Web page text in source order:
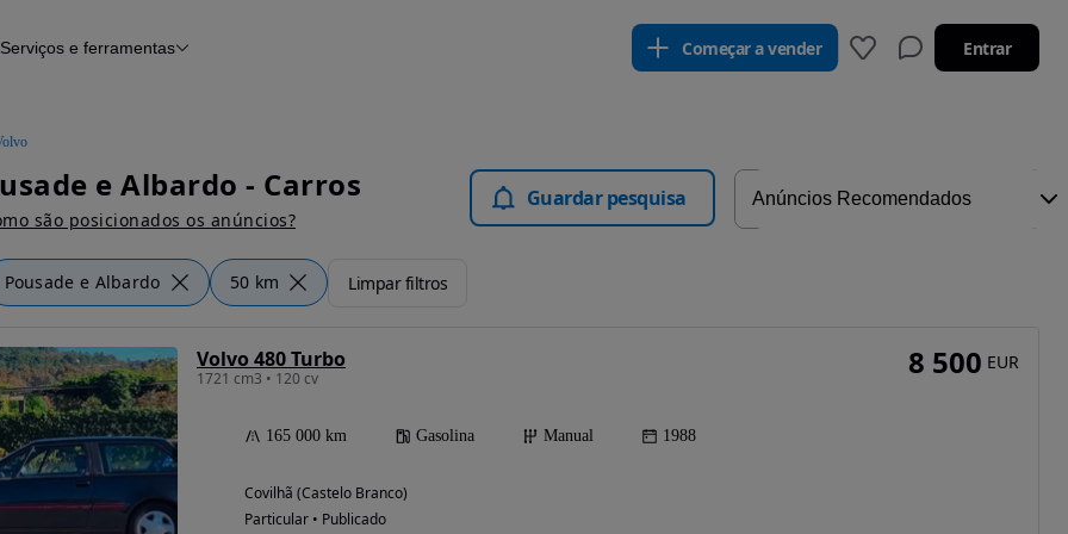
Serviços e ferramentas Começar a vender Entrar
e Albardo - Carros
são posicionados os anúncios?
Guardar pesquisa
Pousade e Albardo 50 km Limpar filtros
Volvo 480 Turbo
1721 cm3 • 120 cv
165 000 km Gasolina Manual 1988
Covilhã (Castelo Branco)
Particular • Publicado
8 500 EUR